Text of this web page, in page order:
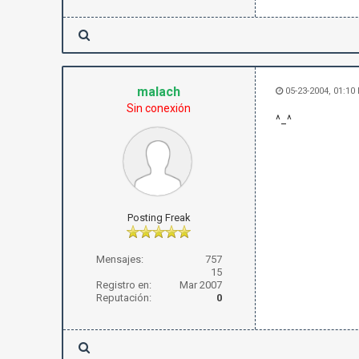
malach
Sin conexión
Posting Freak
Mensajes:
757
15
Registro en:
Mar 2007
Reputación:
0
05-23-2004, 01:10
^_^